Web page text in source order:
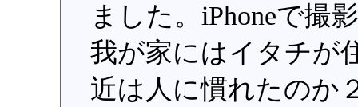
ました。iPhoneで撮
我が家にはイタチが
近は人に慣れたのか